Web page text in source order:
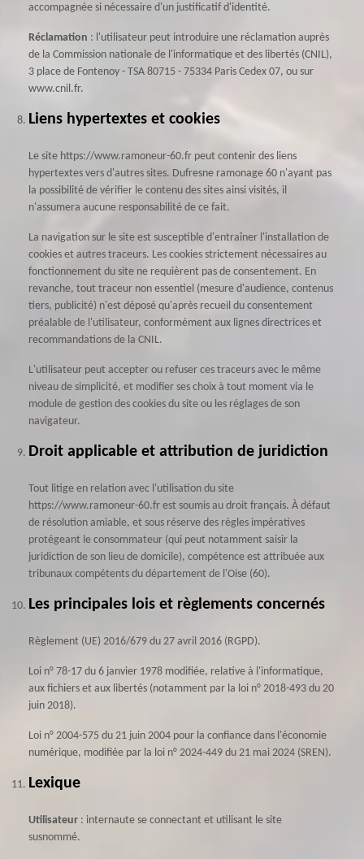
accompagnée si nécessaire d'un justificatif d'identité.
Réclamation : l'utilisateur peut introduire une réclamation auprès
de la Commission nationale de l'informatique et des libertés (CNIL),
3 place de Fontenoy - TSA 80715 - 75334 Paris Cedex 07, ou sur
www.cnil.fr.
Liens hypertextes et cookies
Le site https://www.ramoneur-60.fr peut contenir des liens
hypertextes vers d'autres sites. Dufresne ramonage 60 n'ayant pas
la possibilité de vérifier le contenu des sites ainsi visités, il
n'assumera aucune responsabilité de ce fait.
La navigation sur le site est susceptible d'entraîner l'installation de
cookies et autres traceurs. Les cookies strictement nécessaires au
fonctionnement du site ne requièrent pas de consentement. En
revanche, tout traceur non essentiel (mesure d'audience, contenus
tiers, publicité) n'est déposé qu'après recueil du consentement
préalable de l'utilisateur, conformément aux lignes directrices et
recommandations de la CNIL.
L'utilisateur peut accepter ou refuser ces traceurs avec le même
niveau de simplicité, et modifier ses choix à tout moment via le
module de gestion des cookies du site ou les réglages de son
navigateur.
Droit applicable et attribution de juridiction
Tout litige en relation avec l'utilisation du site
https://www.ramoneur-60.fr est soumis au droit français. À défaut
de résolution amiable, et sous réserve des règles impératives
protégeant le consommateur (qui peut notamment saisir la
juridiction de son lieu de domicile), compétence est attribuée aux
tribunaux compétents du département de l'Oise (60).
Les principales lois et règlements concernés
Règlement (UE) 2016/679 du 27 avril 2016 (RGPD).
Loi n° 78-17 du 6 janvier 1978 modifiée, relative à l'informatique,
aux fichiers et aux libertés (notamment par la loi n° 2018-493 du 20
juin 2018).
Loi n° 2004-575 du 21 juin 2004 pour la confiance dans l'économie
numérique, modifiée par la loi n° 2024-449 du 21 mai 2024 (SREN).
Lexique
Utilisateur : internaute se connectant et utilisant le site
susnommé.